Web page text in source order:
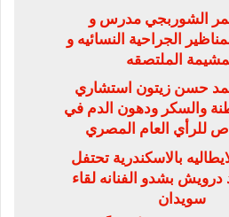
الشوربجي مدرس و
الجراحية النسائيه و
الملتصقه
حسن زيتون استشاري
والسكر ودهون الدم في
للرأي العام المصري
بالاسكندرية تحتفل
درويش بشدو الفنانه لقاء
سويدان